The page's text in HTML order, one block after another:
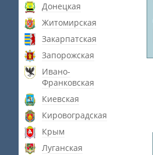
Донецкая
Житомирская
Закарпатская
Запорожская
Ивано-
Франковская
Киевская
Кировоградская
Крым
Луганская